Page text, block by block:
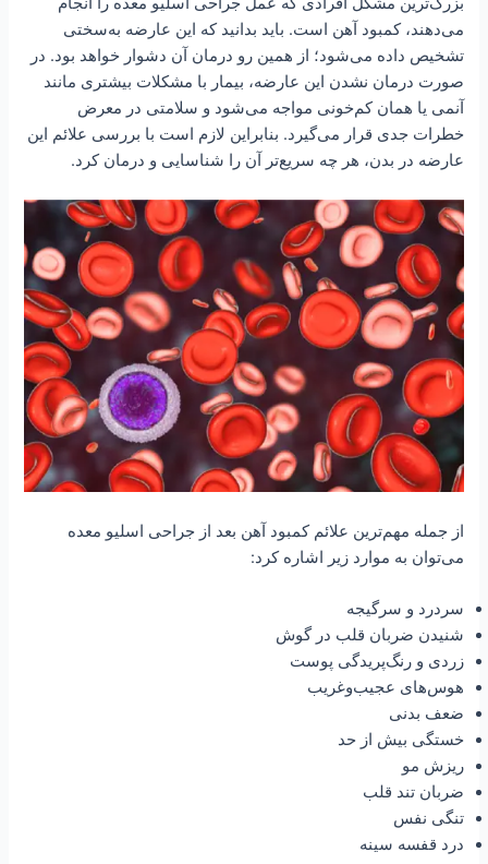
می‌دهند، کمبود آهن است. باید بدانید که این عارضه به‌سختی
تشخیص داده می‌شود؛ از همین رو درمان آن دشوار خواهد بود. در
صورت درمان نشدن این عارضه، بیمار با مشکلات بیشتری مانند
آنمی یا همان کم‌خونی مواجه می‌شود و سلامتی در معرض
خطرات جدی قرار می‌گیرد. بنابراین لازم است با بررسی علائم این
عارضه در بدن، هر چه سریع‌تر آن را شناسایی و درمان کرد.
از جمله مهم‌ترین علائم کمبود آهن بعد از جراحی اسلیو معده
می‌توان به موارد زیر اشاره کرد:
سردرد و سرگیجه
شنیدن ضربان قلب در گوش
زردی و رنگ‌پریدگی پوست
هوس‌های عجیب‌وغریب
ضعف بدنی
خستگی بیش از حد
ریزش مو
ضربان تند قلب
تنگی نفس
درد قفسه سینه